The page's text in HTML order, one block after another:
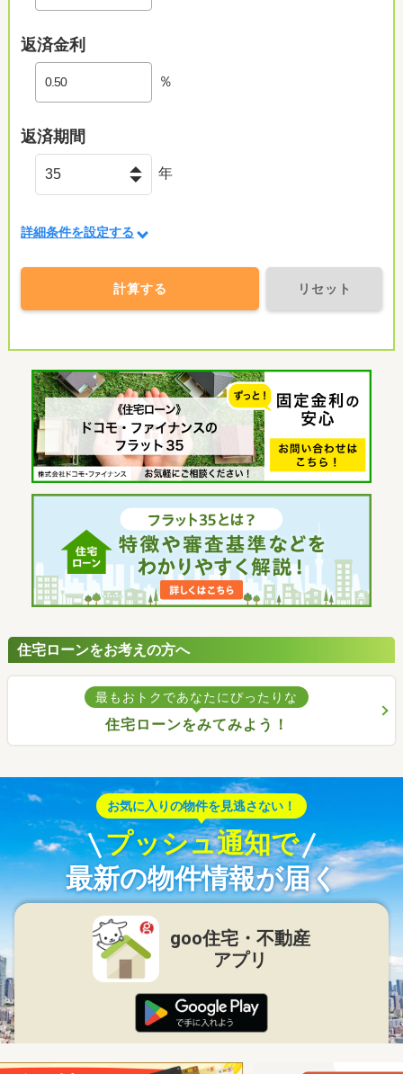
返済金利
％
返済期間
年
詳細条件を設定する
計算する リセット
住宅ローンをお考えの方へ
最もおトクであなたにぴったりな
住宅ローンをみてみよう！
お気に入りの物件を見逃さない！
プッシュ通知で
最新の物件情報が届く
goo住宅・不動産
アプリ